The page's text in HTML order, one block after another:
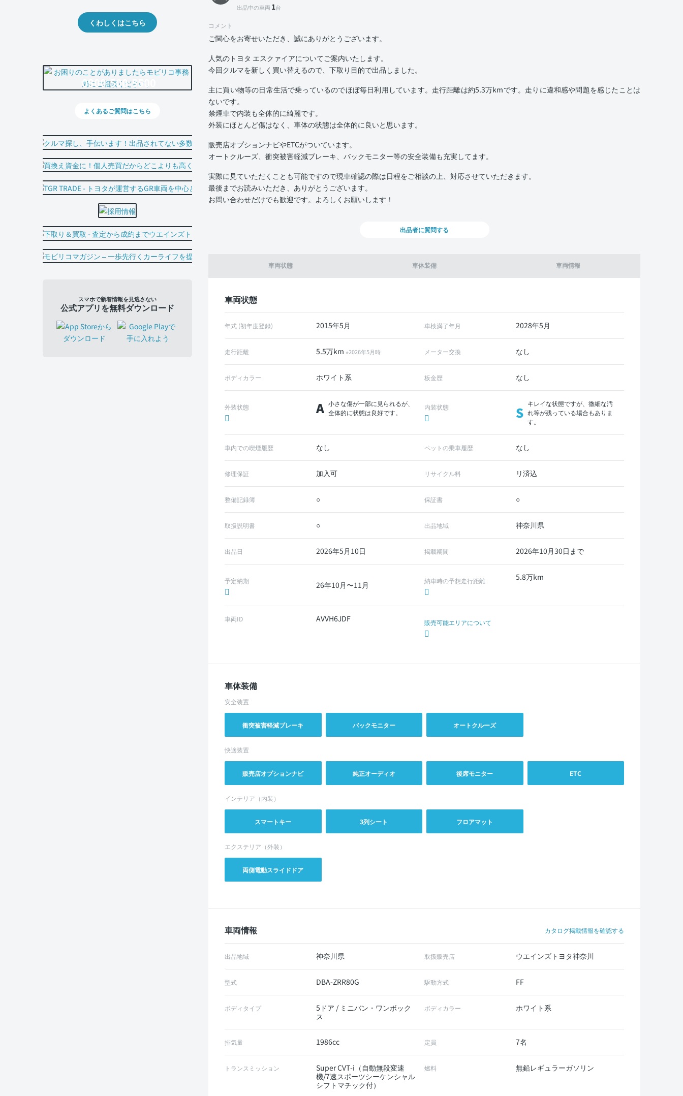
車両状態 車体装備 車両情報
車両状態
年式 (初年度登録) 2015年5月 車検満了年月 2028年5月
走行距離 5.5万km ※2026年5月時 メーター交換 なし
ボディカラー ホワイト系 板金歴 なし
外装状態 A 小さな傷が一部に見られるが、
全体的に状態は良好です。
内装状態 S
キレイな状態ですが、微細な汚
れ等が残っている場合もありま
す。
車内での喫煙履歴 なし ペットの乗車履歴 なし
修理保証 加入可 リサイクル料 リ済込
整備記録簿 ○ 保証書 ○
取扱説明書 ○ 出品地域 神奈川県
出品日 2026年5月10日 掲載期間 2026年10月30日まで
予定納期 26年10月〜11月 納車時の予想走行距離 5.8万km
車両ID AVVH6JDF 販売可能エリアについて
車体装備
安全装置
衝突被害軽減ブレーキ バックモニター オートクルーズ
快適装置
販売店オプションナビ 純正オーディオ 後席モニター ETC
インテリア（内装）
スマートキー 3列シート フロアマット
エクステリア（外装）
両側電動スライドドア
車両情報 カタログ掲載情報を確認する
出品地域 神奈川県 取扱販売店 ウエインズトヨタ神奈川
型式 DBA-ZRR80G 駆動方式 FF
ボディタイプ
5ドア / ミニバン・ワンボック
ス
ボディカラー ホワイト系
排気量 1986cc 定員 7名
トランスミッション
Super CVT-i（自動無段変速
機/7速スポーツシーケンシャル
シフトマチック付）
燃料 無鉛レギュラーガソリン
出品中の車両 1台
コメント
ご関心をお寄せいただき、誠にありがとうございます。
人気のトヨタ エスクァイアについてご案内いたします。
今回クルマを新しく買い替えるので、下取り目的で出品しました。
主に買い物等の日常生活で乗っているのでほぼ毎日利用しています。走行距離は約5.3万kmです。走りに違和感や問題を感じたことは
ないです。
禁煙車で内装も全体的に綺麗です。
外装にほとんど傷はなく、車体の状態は全体的に良いと思います。
販売店オプションナビやETCがついています。
オートクルーズ、衝突被害軽減ブレーキ、バックモニター等の安全装備も充実してます。
実際に見ていただくことも可能ですので現車確認の際は日程をご相談の上、対応させていただきます。
最後までお読みいただき、ありがとうございます。
お問い合わせだけでも歓迎です。よろしくお願いします！
出品者に質問する
くわしくはこちら
0800-500-5500
よくあるご質問はこちら
スマホで新着情報を見逃さない
公式アプリを無料ダウンロード